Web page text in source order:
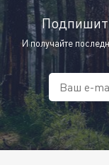
И получайте
Ваш e-